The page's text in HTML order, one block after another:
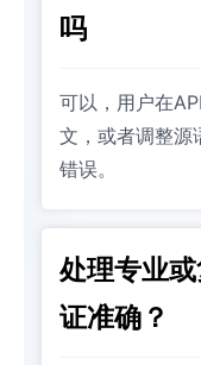
吗
可以，用户在
文，或者调整源
错误。
处理专业
证准确？